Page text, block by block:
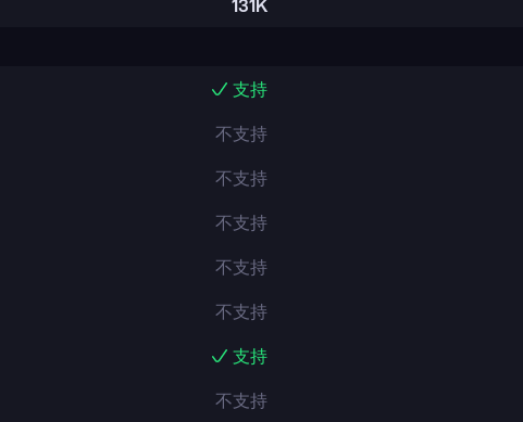
支持
不支持
不支持
不支持
不支持
不支持
支持
不支持